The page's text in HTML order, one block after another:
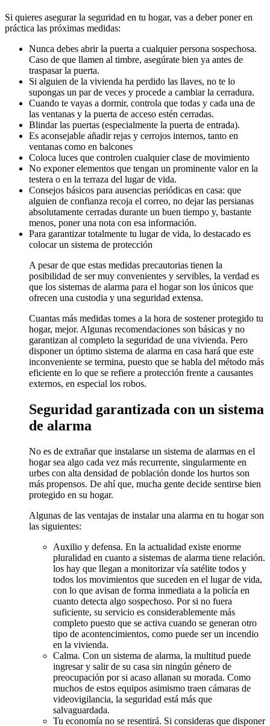
Si quieres asegurar la seguridad en tu hogar, vas a deber poner en
práctica las próximas medidas:
Nunca debes abrir la puerta a cualquier persona sospechosa.
Caso de que llamen al timbre, asegúrate bien ya antes de
traspasar la puerta.
Si alguien de la vivienda ha perdido las llaves, no te lo
supongas un par de veces y procede a cambiar la cerradura.
Cuando te vayas a dormir, controla que todas y cada una de
las ventanas y la puerta de acceso estén cerradas.
Blindar las puertas (especialmente la puerta de entrada).
Es aconsejable añadir rejas y cerrojos internos, tanto en
ventanas como en balcones
Coloca luces que controlen cualquier clase de movimiento
No exponer elementos que tengan un prominente valor en la
testera o en la terraza del lugar de vida.
Consejos básicos para ausencias periódicas en casa: que
alguien de confianza recoja el correo, no dejar las persianas
absolutamente cerradas durante un buen tiempo y, bastante
menos, poner una nota con esa información.
Para garantizar totalmente tu lugar de vida, lo destacado es
colocar un sistema de protección
A pesar de que estas medidas precautorias tienen la
posibilidad de ser muy convenientes y servibles, la verdad es
que los sistemas de alarma para el hogar son los únicos que
ofrecen una custodia y una seguridad extensa.
Cuantas más medidas tomes a la hora de sostener protegido tu
hogar, mejor. Algunas recomendaciones son básicas y no
garantizan al completo la seguridad de una vivienda. Pero
disponer un óptimo sistema de alarma en casa hará que este
inconveniente se termina, puesto que se habla del método más
eficiente en lo que se refiere a protección frente a causantes
externos, en especial los robos.
Seguridad garantizada con un sistema
de alarma
No es de extrañar que instalarse un sistema de alarmas en el
hogar sea algo cada vez más recurrente, singularmente en
urbes con alta densidad de población donde los hurtos son
más propensos. De ahí que, mucha gente decide sentirse bien
protegido en su hogar.
Algunas de las ventajas de instalar una alarma en tu hogar son
las siguientes:
Auxilio y defensa. En la actualidad existe enorme
pluralidad en cuanto a sistemas de alarma tiene relación.
los hay que llegan a monitorizar vía satélite todos y
todos los movimientos que suceden en el lugar de vida,
con lo que avisan de forma inmediata a la policía en
cuanto detecta algo sospechoso. Por si no fuera
suficiente, su servicio es considerablemente más
completo puesto que se activa cuando se generan otro
tipo de acontencimientos, como puede ser un incendio
en la vivienda.
Calma. Con un sistema de alarma, la multitud puede
ingresar y salir de su casa sin ningún género de
preocupación por si acaso allanan su morada. Como
muchos de estos equipos asimismo traen cámaras de
videovigilancia, la seguridad está más que
salvaguardada.
Tu economía no se resentirá. Si consideras que disponer